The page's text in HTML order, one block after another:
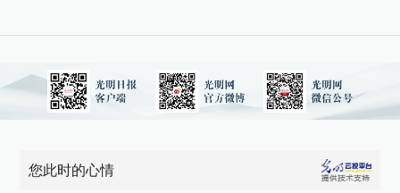
您此时的心情